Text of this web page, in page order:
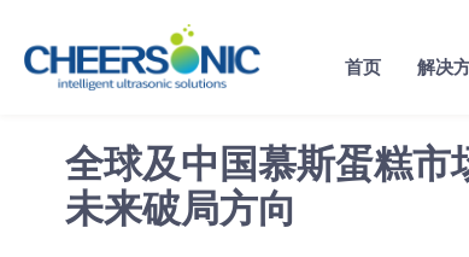
content
首页 解决
全球及中国慕斯蛋糕
未来破局方向